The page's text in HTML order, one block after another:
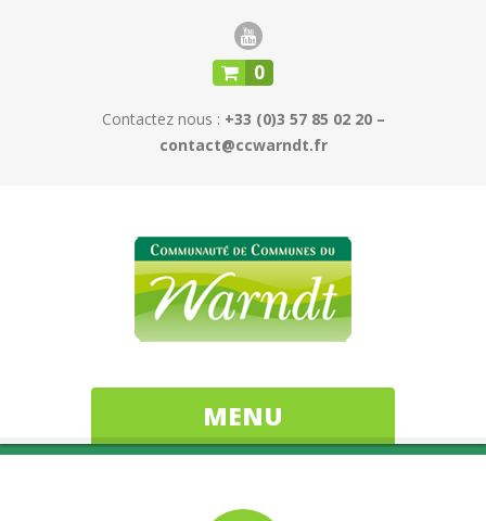
0
Contactez nous : +33 (0)3 57 85 02 20 –
contact@ccwarndt.fr
MENU